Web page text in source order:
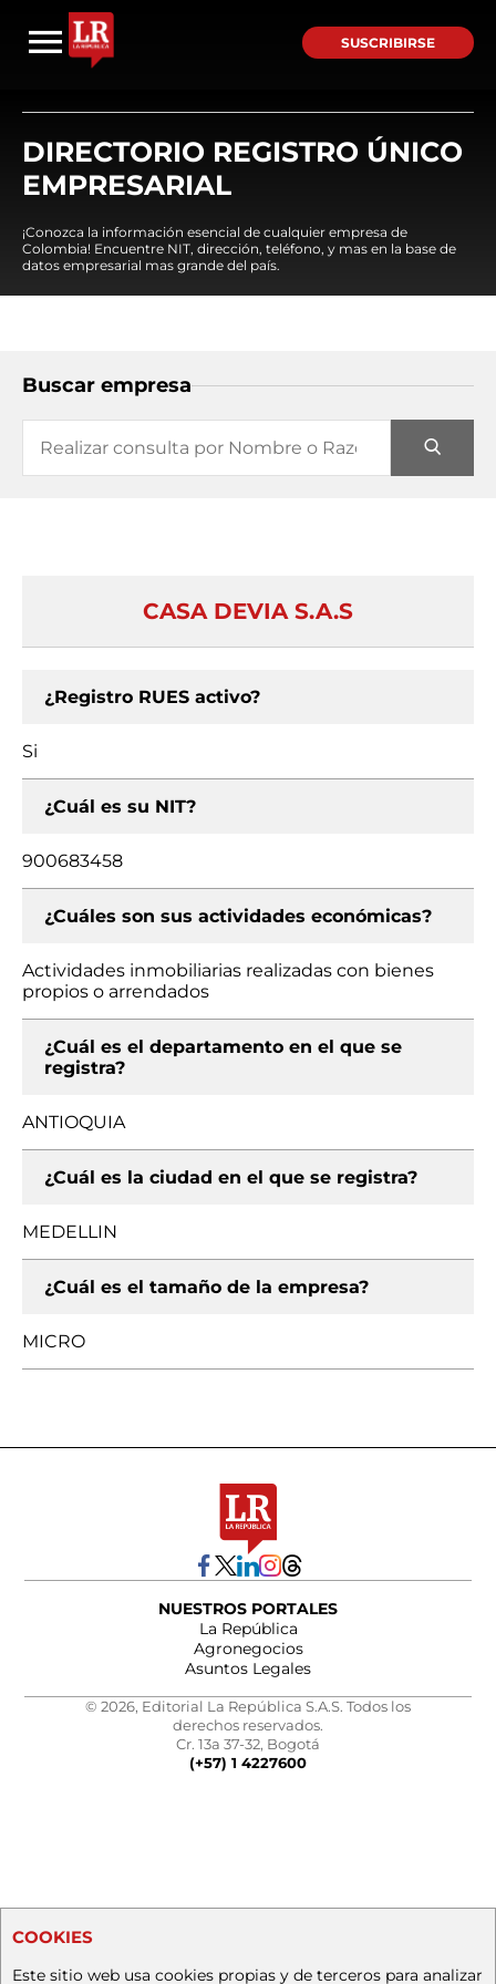
SUSCRIBIRSE
DIRECTORIO REGISTRO ÚNICO
EMPRESARIAL
¡Conozca la información esencial de cualquier empresa de
Colombia! Encuentre NIT, dirección, teléfono, y mas en la base de
datos empresarial mas grande del país.
Buscar empresa
CASA DEVIA S.A.S
¿Registro RUES activo?
Si
¿Cuál es su NIT?
900683458
¿Cuáles son sus actividades económicas?
Actividades inmobiliarias realizadas con bienes
propios o arrendados
¿Cuál es el departamento en el que se
registra?
ANTIOQUIA
¿Cuál es la ciudad en el que se registra?
MEDELLIN
¿Cuál es el tamaño de la empresa?
MICRO
NUESTROS PORTALES
La República
Agronegocios
Asuntos Legales
© 2026, Editorial La República S.A.S. Todos los
derechos reservados.
Cr. 13a 37-32, Bogotá
(+57) 1 4227600
COOKIES
Este sitio web usa cookies propias y de terceros para analizar